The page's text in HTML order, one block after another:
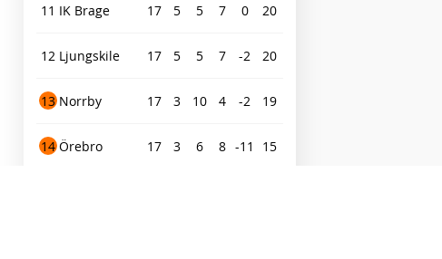
11 IK Brage 17 5 5 7 0 20
12 Ljungskile 17 5 5 7 -2 20
13 Norrby 17 3 10 4 -2 19
14 Örebro 17 3 6 8 -11 15